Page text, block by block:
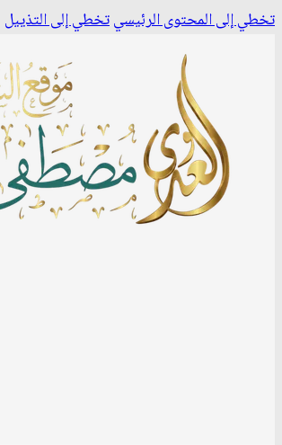
تخطي إلى المحتوى الرئيسيتخطي إلى التذييل